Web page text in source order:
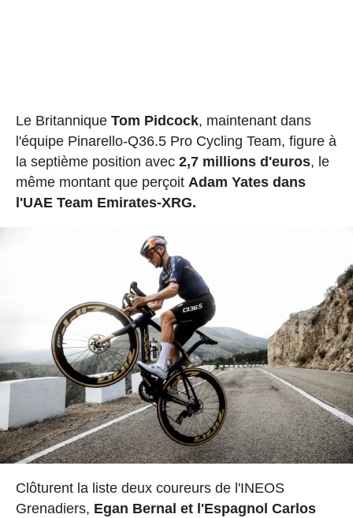
Le Britannique Tom Pidcock, maintenant dans
l'équipe Pinarello-Q36.5 Pro Cycling Team, figure à
la septième position avec 2,7 millions d'euros, le
même montant que perçoit Adam Yates dans
l'UAE Team Emirates-XRG.
Clôturent la liste deux coureurs de l'INEOS
Grenadiers, Egan Bernal et l'Espagnol Carlos